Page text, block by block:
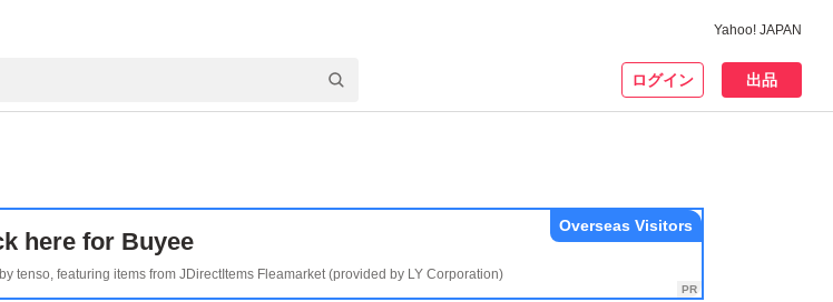
Yahoo! JAPAN
ログイン 出品
here for Buyee
tenso, featuring items from JDirectItems Fleamarket (provided by LY Corporation)
Overseas Visitors